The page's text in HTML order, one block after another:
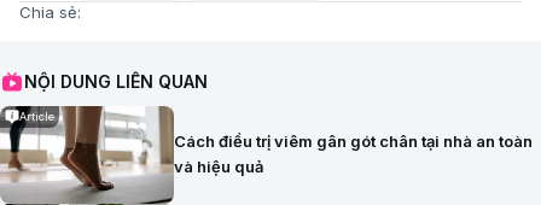
Chia sẻ:
NỘI DUNG LIÊN QUAN
Article
Cách điều trị viêm gân gót chân tại nhà an toàn
và hiệu quả